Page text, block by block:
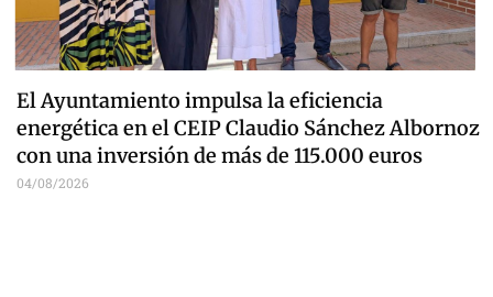
El Ayuntamiento impulsa la eficiencia
energética en el CEIP Claudio Sánchez Albornoz
con una inversión de más de 115.000 euros
04/08/2026